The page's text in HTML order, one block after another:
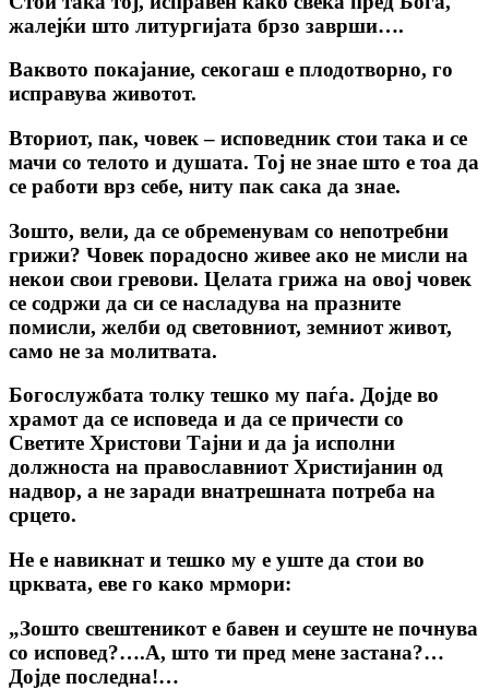
жалејќи што литургијата брзо заврши….
Ваквото покајание, секогаш е плодотворно, го
исправува животот.
Вториот, пак, човек – исповедник стои така и се
мачи со телото и душата. Тој не знае што е тоа да
се работи врз себе, ниту пак сака да знае.
Зошто, вели, да се обременувам со непотребни
грижи? Човек порадосно живее ако не мисли на
некои свои гревови. Целата грижа на овој човек
се содржи да си се насладува на празните
помисли, желби од световниот, земниот живот,
само не за молитвата.
Богослужбата толку тешко му паѓа. Дојде во
храмот да се исповеда и да се причести со
Светите Христови Тајни и да ја исполни
должноста на православниот Христијанин од
надвор, а не заради внатрешната потреба на
срцето.
Не е навикнат и тешко му е уште да стои во
црквата, еве го како мрмори:
„Зошто свештеникот е бавен и сеуште не почнува
со исповед?….А, што ти пред мене застана?…
Дојде последна!…